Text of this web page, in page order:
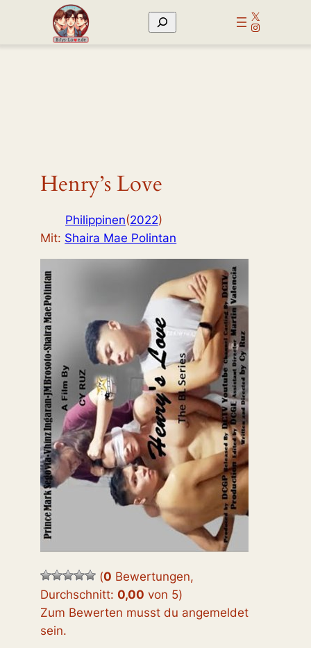
Suchen
X
Instagram
Henry’s Love
Philippinen(2022)
Mit: Shaira Mae Polintan
(0 Bewertungen,
Durchschnitt:0,00 von 5)
Zum Bewerten musst du angemeldet
sein.